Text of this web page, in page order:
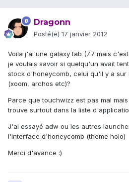
Dragonn
Posté(e) 17 janvier 2012
Voila j'ai une galaxy tab (7.7 mais
je voulais savoir si quelqu'un avait
stock d'honeycomb, celui qu'il y a sur
(xoom, archos etc)?
Parce que touchwizz est pas mal
trouve surtout dans la liste
J'ai essayé adw ou les autres
l'interface d'honeycomb (theme holo)
Merci d'avance :)